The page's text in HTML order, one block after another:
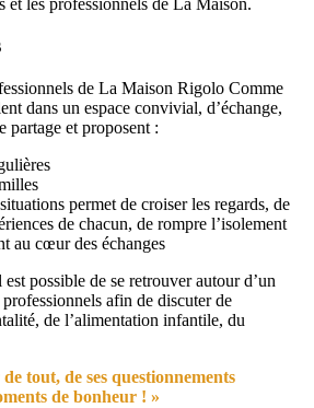
de La Maison Rigolo Comme
dans un espace convivial, d’échange,
partage et proposent :
permet de croiser les regards, de
de chacun, de rompre l’isolement
au cœur des échanges
possible de se retrouver autour d’un
afin de discuter de
de l’alimentation infantile, du
tout, de ses questionnements
de bonheur ! »